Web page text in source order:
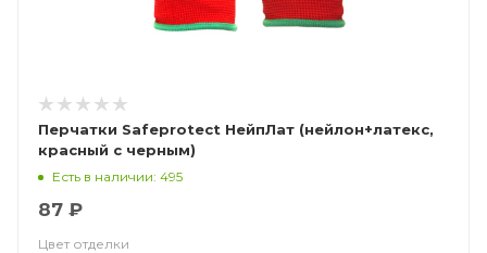
Перчатки Safeprotect НейпЛат (нейлон+латекс,
красный с черным)
Есть в наличии: 495
87 ₽
Цвет отделки